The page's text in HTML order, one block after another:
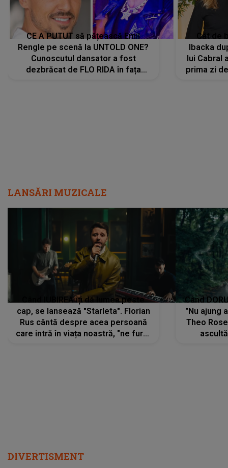
CE A PUTUT să pățească Emil
Rengle pe scenă la UNTOLD ONE?
Cunoscutul dansator a fost
dezbrăcat de FLO RIDA în fața
Cât de
Ibacka
lui Cabral
prima zi
LANSĂRI MUZICALE
Când IUBIREA îți dă lumea peste
cap, se lansează "Starleta". Florian
Rus cântă despre acea persoană
care intră în viața noastră, "ne fură"
Când
"Nu ajung
Theo
DIVERTISMENT